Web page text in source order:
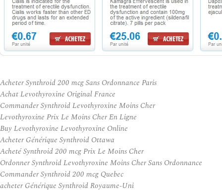
Acheter Synthroid 200 mcg Sans Ordonnance Paris
Achat Levothyroxine Original France
Commander Synthroid Levothyroxine Moins Cher
Levothyroxine Prix Le Moins Cher En Ligne
Buy Levothyroxine Levothyroxine Online
Acheter Générique Synthroid Ottawa
Acheté Synthroid 200 mcg Prix Le Moins Cher
Ordonner Synthroid Levothyroxine Moins Cher Sans Ordonnance
Commander Synthroid 200 mcg Quebec
acheter Générique Synthroid Royaume-Uni